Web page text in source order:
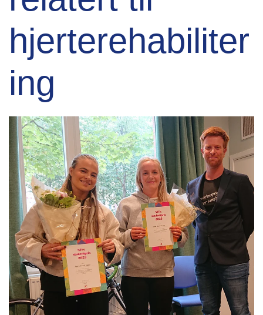
hjerterehabiliter
ing